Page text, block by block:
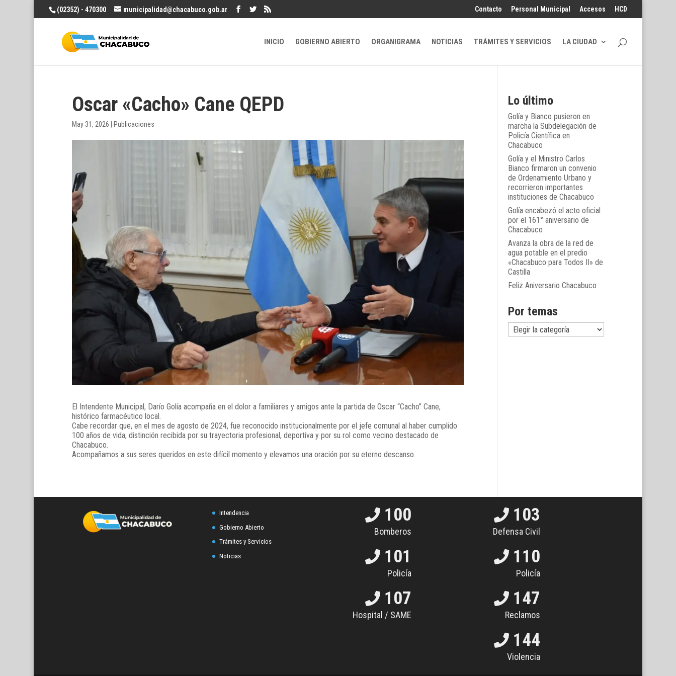
(02352) - 470300 municipalidad@chacabuco.gob.ar Contacto Personal Municipal Accesos HCD
INICIO GOBIERNO ABIERTO ORGANIGRAMA NOTICIAS TRÁMITES Y SERVICIOS LA CIUDAD
Oscar «Cacho» Cane QEPD
May 31, 2026 Publicaciones
El Intendente Municipal, Darío Golía acompaña en el dolor a familiares y amigos ante la partida de Oscar “Cacho” Cane,
histórico farmacéutico local.
Cabe recordar que, en el mes de agosto de 2024, fue reconocido institucionalmente por el jefe comunal al haber cumplido
100 años de vida, distinción recibida por su trayectoria profesional, deportiva y por su rol como vecino destacado de
Chacabuco.
Acompañamos a sus seres queridos en este difícil momento y elevamos una oración por su eterno descanso.
Lo último
Golía y Bianco pusieron en
marcha la Subdelegación de
Policía Científica en
Chacabuco
Golía y el Ministro Carlos
Bianco firmaron un convenio
de Ordenamiento Urbano y
recorrieron importantes
instituciones de Chacabuco
Golía encabezó el acto oficial
por el 161° aniversario de
Chacabuco
Avanza la obra de la red de
agua potable en el predio
«Chacabuco para Todos II» de
Castilla
Feliz Aniversario Chacabuco
Por temas
Por
temas
Intendencia
Gobierno Abierto
Trámites y Servicios
Noticias
100
Bomberos
101
Policía
107
Hospital / SAME
103
Defensa Civil
110
Policía
147
Reclamos
144
Violencia